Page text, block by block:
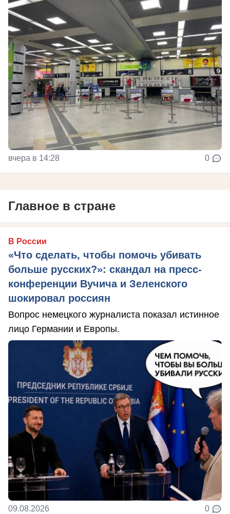
вчера в 14:28 0
Главное в стране
В России
«Что сделать, чтобы помочь убивать
больше русских?»: скандал на пресс-
конференции Вучича и Зеленского
шокировал россиян
Вопрос немецкого журналиста показал истинное
лицо Германии и Европы.
09.08.2026 0